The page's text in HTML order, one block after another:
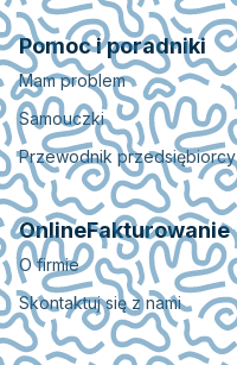
Pomoc i poradniki
Mam problem
Samouczki
Przewodnik przedsiębiorcy
OnlineFakturowanie
O firmie
Skontaktuj się z nami